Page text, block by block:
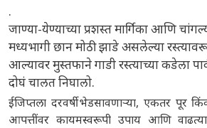
.
जाण्या-येण्याच्या प्रशस्त मार्गिका आणि
मध्यभागी छान मोठी झाडे असलेल्या
आल्यावर मुस्तफाने गाडी रस्त्याच्या कडेला
दोघं चालत निघालो.
ईजिप्तला दरवर्षी भेडसावणाऱ्या, एकतर पूर
आपत्तींवर कायमस्वरूपी उपाय आणि